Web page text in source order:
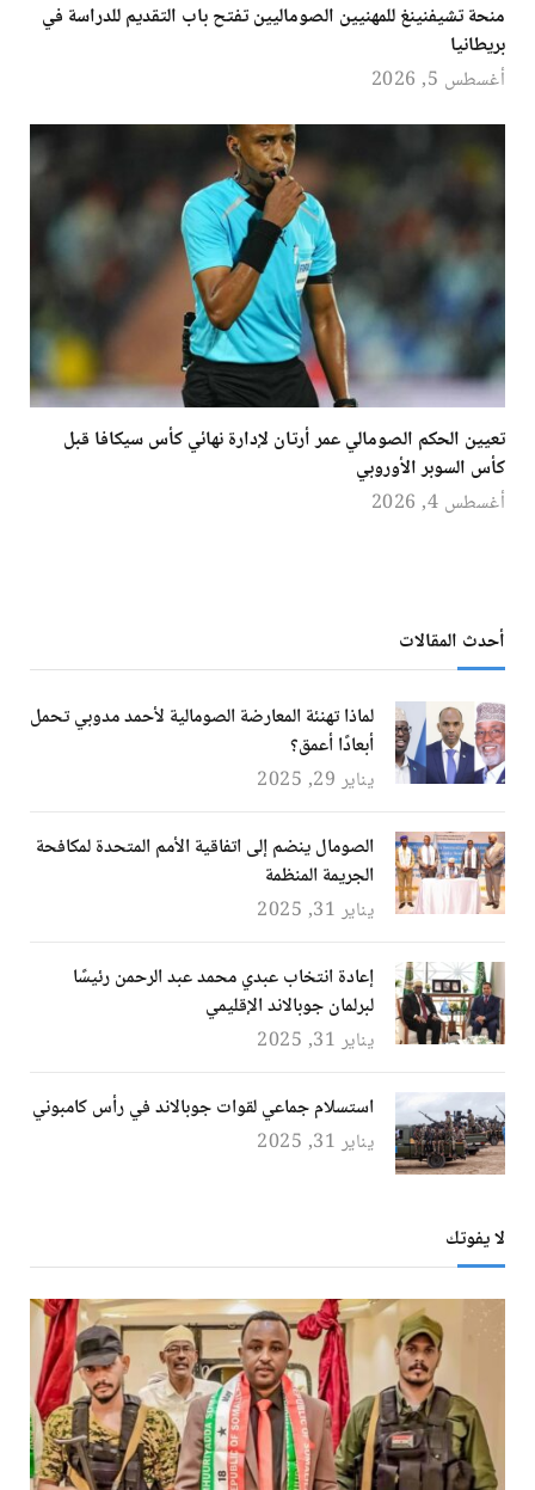
منحة تشيفنينغ للمهنيين الصوماليين تفتح باب التقديم للدراسة في
بريطانيا
أغسطس 5, 2026
تعيين الحكم الصومالي عمر أرتان لإدارة نهائي كأس سيكافا قبل
كأس السوبر الأوروبي
أغسطس 4, 2026
أحدث المقالات
لماذا تهنئة المعارضة الصومالية لأحمد مدوبي تحمل
أبعادًا أعمق؟
يناير 29, 2025
الصومال ينضم إلى اتفاقية الأمم المتحدة لمكافحة
الجريمة المنظمة
يناير 31, 2025
إعادة انتخاب عبدي محمد عبد الرحمن رئيسًا
لبرلمان جوبالاند الإقليمي
يناير 31, 2025
استسلام جماعي لقوات جوبالاند في رأس كامبوني
يناير 31, 2025
لا يفوتك